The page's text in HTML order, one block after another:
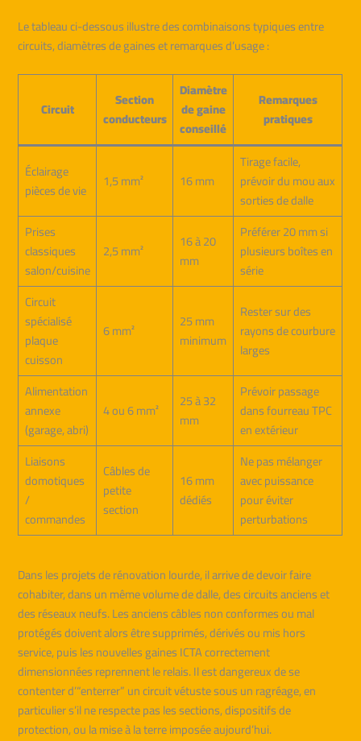
Le tableau ci-dessous illustre des combinaisons typiques entre
circuits, diamètres de gaines et remarques d’usage :
Circuit
Section
conducteurs
Diamètre
de gaine
conseillé
Remarques
pratiques
Éclairage
pièces de vie
1,5 mm² 16 mm
Tirage facile,
prévoir du mou aux
sorties de dalle
Prises
classiques
salon/cuisine
2,5 mm²
16 à 20
mm
Préférer 20 mm si
plusieurs boîtes en
série
Circuit
spécialisé
plaque
cuisson
6 mm²
25 mm
minimum
Rester sur des
rayons de courbure
larges
Alimentation
annexe
(garage, abri)
4 ou 6 mm²
25 à 32
mm
Prévoir passage
dans fourreau TPC
en extérieur
Liaisons
domotiques
/
commandes
Câbles de
petite
section
16 mm
dédiés
Ne pas mélanger
avec puissance
pour éviter
perturbations
Dans les projets de rénovation lourde, il arrive de devoir faire
cohabiter, dans un même volume de dalle, des circuits anciens et
des réseaux neufs. Les anciens câbles non conformes ou mal
protégés doivent alors être supprimés, dérivés ou mis hors
service, puis les nouvelles gaines ICTA correctement
dimensionnées reprennent le relais. Il est dangereux de se
contenter d’“enterrer” un circuit vétuste sous un ragréage, en
particulier s’il ne respecte pas les sections, dispositifs de
protection, ou la mise à la terre imposée aujourd’hui.